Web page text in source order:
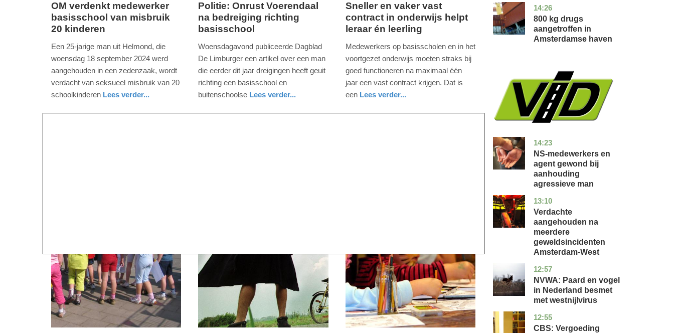
dinsdag,
3.
14:21
09-
OM verdenkt medewerker
basisschool van misbruik
20 kinderen
Een 25-jarige man uit Helmond, die
woensdag 18 september 2024 werd
aangehouden in een zedenzaak, wordt
verdacht van seksueel misbruik van 20
schoolkinderen Lees verder...
brabant
vrijdag,
23.
09-
Politie: Onrust Voerendaal
na bedreiging richting
basisschool
Woensdagavond publiceerde Dagblad
De Limburger een artikel over een man
die eerder dit jaar dreigingen heeft geuit
richting een basisschool en
buitenschoolse Lees verder...
woensdag,
10.
09:43
09-
Sneller en vaker vast
contract in onderwijs helpt
leraar én leerling
Medewerkers op basisscholen en in het
voortgezet onderwijs moeten straks bij
goed functioneren na maximaal één
jaar een vast contract krijgen. Dat is
een Lees verder...
holland
14:26
noord-
holland
nieuws
800 kg drugs
aangetroffen in
Amsterdamse haven
14:23
flevoland
nieuws
NS-medewerkers en
agent gewond bij
aanhouding
agressieve man
13:10
noord-
holland
nieuws
Verdachte
aangehouden na
meerdere
geweldsincidenten
Amsterdam-West
12:57
utrecht
nieuws
NVWA: Paard en vogel
in Nederland besmet
met westnijlvirus
12:55
zuid-
holland
economie
CBS: Vergoeding